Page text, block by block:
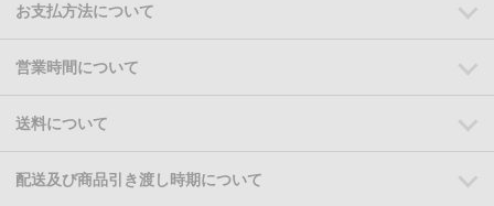
お支払方法について
営業時間について
送料について
配送及び商品引き渡し時期について